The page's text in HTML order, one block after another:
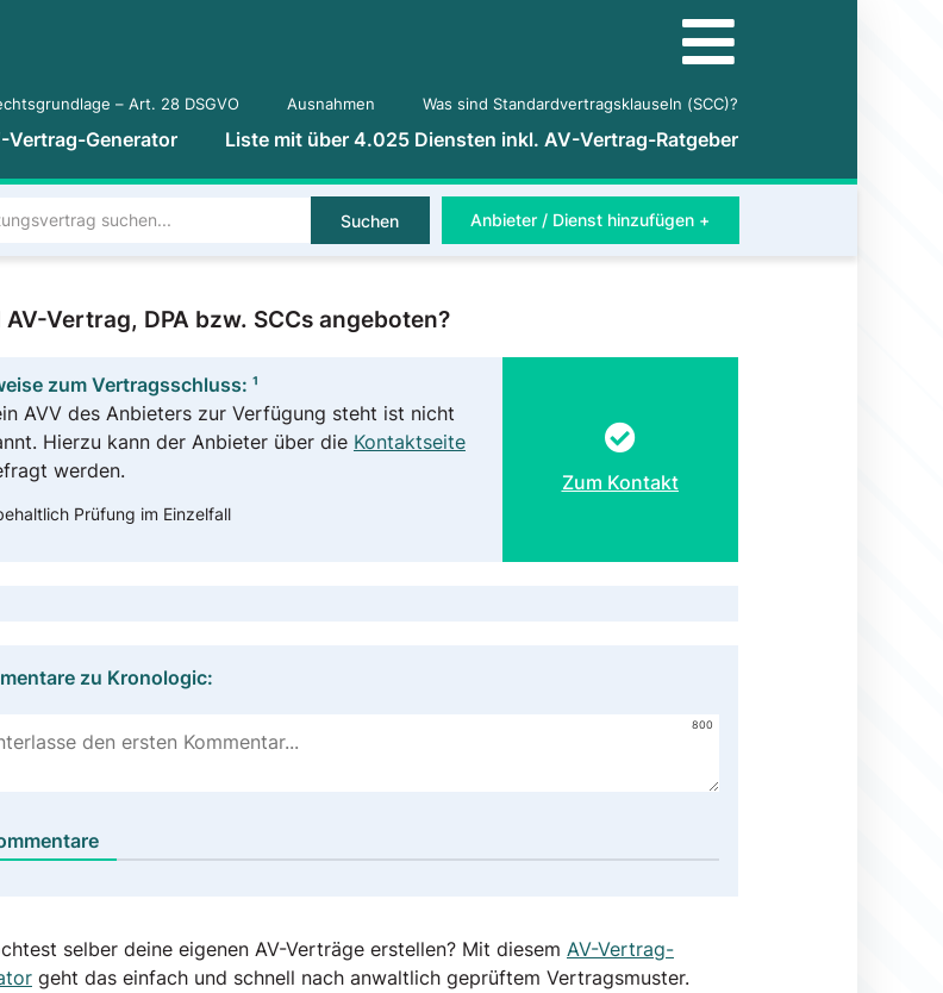
– Art. 28 DSGVO Ausnahmen Was sind Standardvertragsklauseln (SCC)?
Vertrag-Generator Liste mit über 4.025 Diensten inkl. AV-Vertrag-Ratgeber
Suchen Anbieter / Dienst hinzufügen +
Vertrag, DPA bzw. SCCs angeboten?
zum Vertragsschluss: ¹
AVV des Anbieters zur Verfügung steht ist nicht
Hierzu kann der Anbieter über die Kontaktseite
werden.
Prüfung im Einzelfall
Zum Kontakt
zu Kronologic:
800
selber deine eigenen AV-Verträge erstellen? Mit diesem AV-Vertrag-
geht das einfach und schnell nach anwaltlich geprüftem Vertragsmuster.